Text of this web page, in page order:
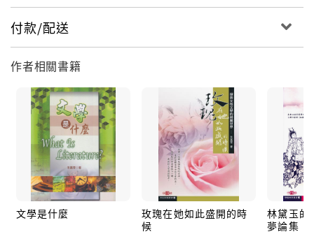
付款/配送
作者相關書籍
文學是什麼
玫瑰在她如此盛開的時
候
林黛玉的
夢論集